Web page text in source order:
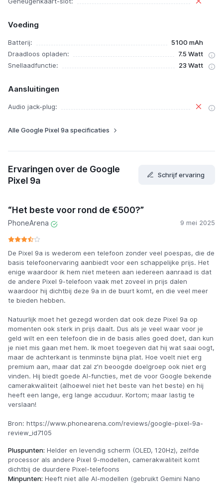
Voeding
Batterij:
5100 mAh
Draadloos opladen:
7.5 Watt
Snellaadfunctie:
23 Watt
Aansluitingen
Audio jack-plug:
Alle Google Pixel 9a specificaties
Ervaringen over de Google
Pixel 9a
Schrijf ervaring
“Het beste voor rond de €500?”
PhoneArena 9 mei 2025
De Pixel 9a is wederom een telefoon zonder veel poespas, die de
basis telefoonervaring aanbiedt voor een schappelijke prijs. Het
enige waardoor ik hem niet meteen aan iedereen aanraad is dat
de andere Pixel 9-telefoon vaak met zoveel in prijs dalen
waardoor hij dichtbij deze 9a in de buurt komt, en die veel meer
te bieden hebben.
Natuurlijk moet het gezegd worden dat ook deze Pixel 9a op
momenten ook sterk in prijs daalt. Dus als je veel waar voor je
geld wilt en een telefoon die in de basis alles goed doet, dan kun
je niet mis gaan met hem. Ik moet toegeven dat hij wat saai oogt,
maar de achterkant is tenminste bijna plat. Hoe voelt niet erg
premium aan, maar dat zal z'n beoogde doelgroep ook niet erg
vinden. Hij biedt goede AI-functies, met de voor Google bekende
camerakwaliteit (alhoewel niet het beste van het beste) en hij
heeft een lange, erg lange accuduur. Kortom; maar lastig te
verslaan!
Bron: https://www.phonearena.com/reviews/google-pixel-9a-
review_id7105
Pluspunten: Helder en levendig scherm (OLED, 120Hz), zelfde
processor als andere Pixel 9-modellen, camerakwaliteit komt
dichtbij de duurdere Pixel-telefoons
Minpunten: Heeft niet alle AI-modellen (gebruikt Gemini Nano